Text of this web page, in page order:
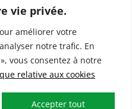
vie privée.
améliorer votre
notre trafic. En
vous consentez à notre
relative aux cookies
Accepter tout
à la Cour Antéol, La
maj 18/02/2022
// © Coordination